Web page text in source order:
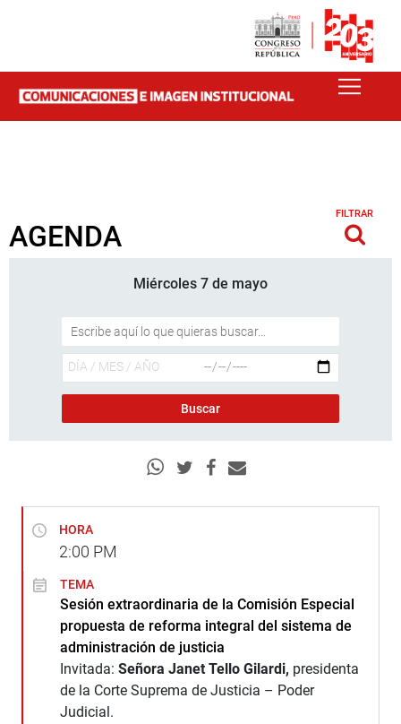
AGENDA
FILTRAR
Miércoles 7 de mayo
HORA
2:00 PM
TEMA
Sesión extraordinaria de la Comisión Especial
propuesta de reforma integral del sistema de
administración de justicia
Invitada: Señora Janet Tello Gilardi, presidenta
de la Corte Suprema de Justicia – Poder
Judicial.